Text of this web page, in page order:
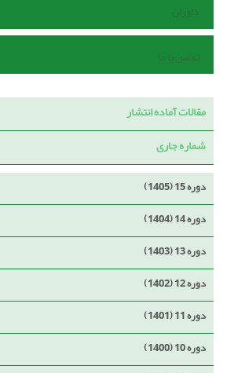
داوران
تماس با ما
مقالات آماده انتشار
شماره جاری
دوره 15 (1405)
دوره 14 (1404)
دوره 13 (1403)
دوره 12 (1402)
دوره 11 (1401)
دوره 10 (1400)